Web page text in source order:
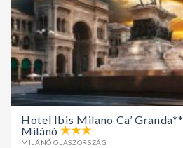
Hotel Ibis Milano Ca’
Milánó
MILÁNÓ OLASZORSZÁG